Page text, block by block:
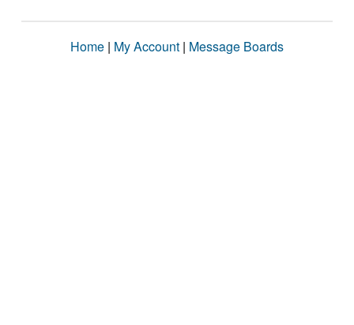
Home | My Account | Message Boards